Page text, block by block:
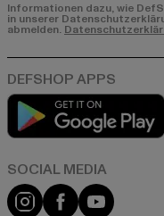
Informationen dazu, wie
in unserer
abmelden.
Instagram
FacebookYouTube